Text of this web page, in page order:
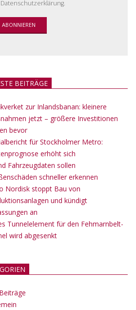
Datenschutzerklärung.
BEITRÄGE
zur Inlandsbanan: kleinere
jetzt – größere Investitionen
bevor
für Stockholmer Metro:
erhöht sich
Fahrzeugdaten sollen
schneller erkennen
Nordisk stoppt Bau von
und kündigt
an
Tunnelelement für den Fehmarnbelt-
wird abgesenkt